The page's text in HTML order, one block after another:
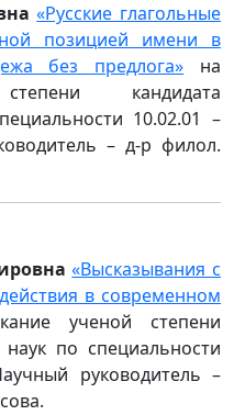
«Русские глагольные
позицией имени в
без предлога» на
кандидата
10.02.01 –
– д-р филол.
«Высказывания с
в современном
ученой степени
по специальности
руководитель –